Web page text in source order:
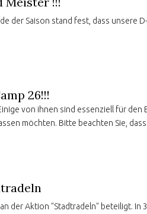
der Saison stand fest, dass unsere
26!!!
der Aktion "Stadtradeln" beteiligt. In
von ihnen sind essenziell für
möchten. Bitte beachten Sie,